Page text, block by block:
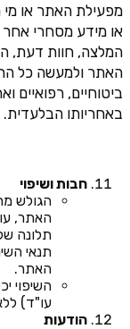
מפעילת האתר או מי
או מידע מסחרי
המלצה, חוות דעת,
האתר ולמעשה כל
ביטוחיים,
באחריותו הבלעדית.
חבות ושיפוי
הגולש
האתר,
תלונה
תנאי
האתר.
השיפוי
עו"ד)
הודעות